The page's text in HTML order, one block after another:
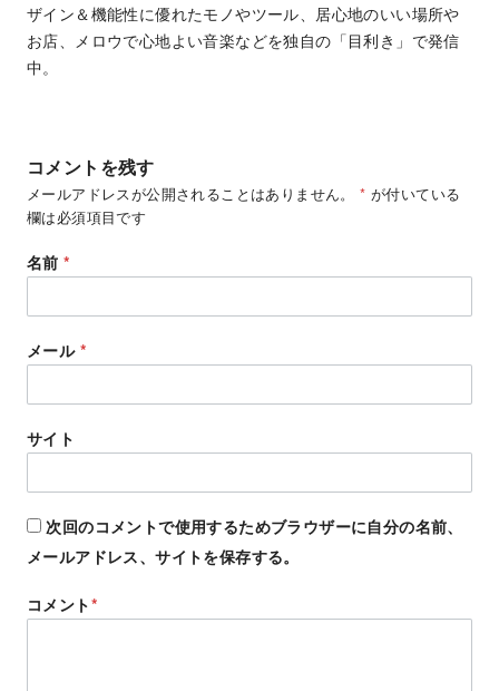
ザイン＆機能性に優れたモノやツール、居心地のいい場所や
お店、メロウで心地よい音楽などを独自の「目利き」で発信
中。
コメントを残す
メールアドレスが公開されることはありません。 * が付いている
欄は必須項目です
名前*
メール *
サイト
次回のコメントで使用するためブラウザーに自分の名前、
メールアドレス、サイトを保存する。
コメント*